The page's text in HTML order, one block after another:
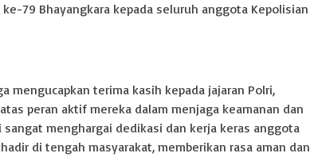
ke-79 Bhayangkara kepada seluruh anggota Kepolisian
mengucapkan terima kasih kepada jajaran Polri,
peran aktif mereka dalam menjaga keamanan dan
sangat menghargai dedikasi dan kerja keras anggota
di tengah masyarakat, memberikan rasa aman dan